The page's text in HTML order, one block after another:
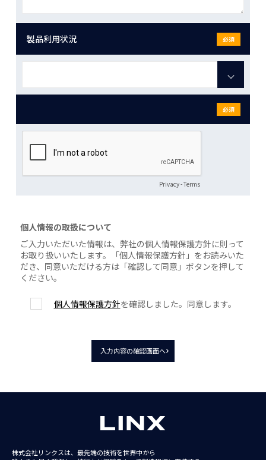
製品利用状況 必須
必須
Privacy-Terms
個人情報の取扱について
ご入力いただいた情報は、弊社の個人情報保護方針に則って
お取り扱いいたします。「個人情報保護方針」をお読みいた
だき、同意いただける方は「確認して同意」ボタンを押して
ください。
個人情報保護方針を確認しました。同意します。
入力内容の確認画面へ
株式会社リンクスは、最先端の技術を世界中から